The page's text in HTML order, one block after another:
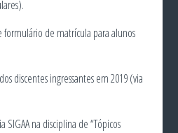
formulário de matrícula para alunos
discentes ingressantes em 2019 (via
SIGAA na disciplina de “Tópicos